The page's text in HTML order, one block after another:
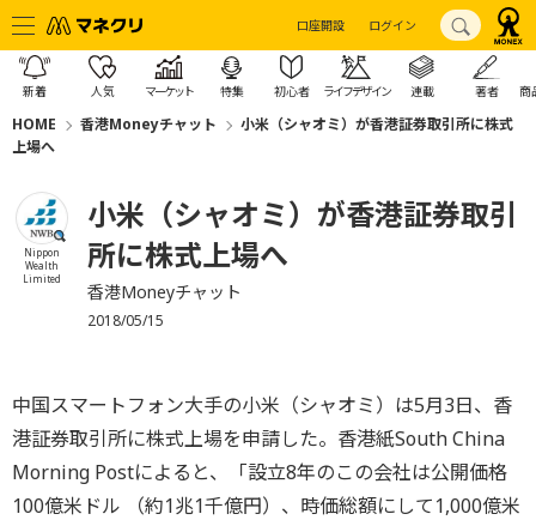
口座開設 ログイン
新着 人気 マーケット 特集 初心者 ライフデザイン 連載 著者 商
HOME 香港Moneyチャット
小米（シャオミ）が香港証券取引所に株式
上場へ
Nippon
Wealth
Limited
小米（シャオミ）が香港証券取引
所に株式上場へ
香港Moneyチャット
2018/05/15
中国スマートフォン大手の小米（シャオミ）は5月3日、香
港証券取引所に株式上場を申請した。香港紙South China
Morning Postによると、「設立8年のこの会社は公開価格
100億米ドル （約1兆1千億円）、時価総額にして1,000億米